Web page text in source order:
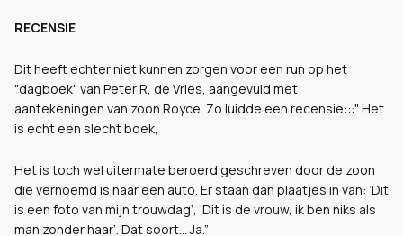
RECENSIE
Dit heeft echter niet kunnen zorgen voor een run op het
"dagboek" van Peter R, de Vries, aangevuld met
aantekeningen van zoon Royce. Zo luidde een recensie:::" Het
is echt een slecht boek,
Het is toch wel uitermate beroerd geschreven door de zoon
die vernoemd is naar een auto. Er staan dan plaatjes in van: ‘Dit
is een foto van mijn trouwdag’, ‘Dit is de vrouw, ik ben niks als
man zonder haar’. Dat soort… Ja.”